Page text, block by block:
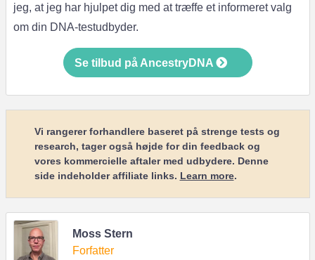
jeg, at jeg har hjulpet dig med at træffe et informeret valg
om din DNA-testudbyder.
Se tilbud på AncestryDNA
Vi rangerer forhandlere baseret på strenge tests og
research, tager også højde for din feedback og
vores kommercielle aftaler med udbydere. Denne
side indeholder affiliate links. Learn more.
Moss Stern
Forfatter